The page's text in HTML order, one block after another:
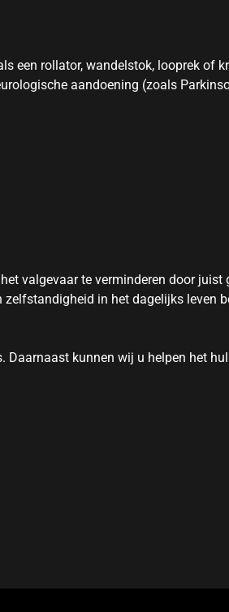
een rollator, wandelstok, looprek of
aandoening (zoals
valgevaar te verminderen door juist
in het dagelijks leven
Daarnaast kunnen wij u helpen het